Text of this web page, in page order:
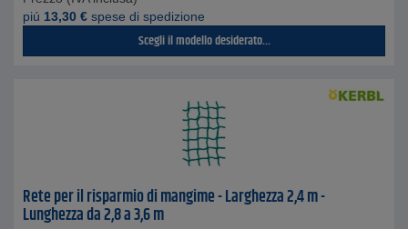
piú 13,30 € spese di spedizione
Scegli il modello desiderato...
Rete per il risparmio di mangime - Larghezza 2,4 m -
Lunghezza da 2,8 a 3,6 m